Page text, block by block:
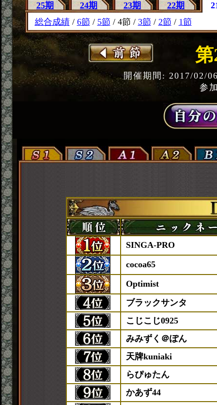
25期 24期 23期 22期
総合成績/ 6節 / 5節 / 4節 / 3節 / 2節 / 1節
第
開催期間: 2017/02/
参
SINGA-PRO
cocoa65
Optimist
ブラックサンタ
こじこじ0925
みみずく＠ぽん
天牌kuniaki
らぴゅたん
かあず44